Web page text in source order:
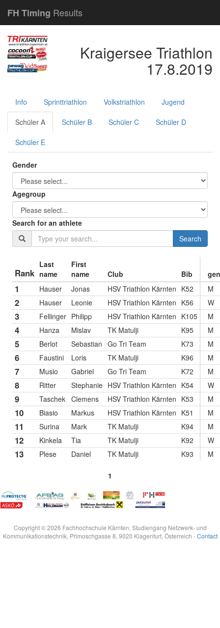
FH Timing Results
Kraigersee Triathlon
17.8.2019
Info Sprinttriathlon Volkstriathlon Jugend
Schüler A Schüler B Schüler C Schüler D
Schüler E
Gender
Agegroup
Search for an athlete
Search
Rank
Last
name
First
name
Club Bib
1 Hauser Jonas HSV Triathlon Kärnten K52 M
2 Hauser Leonie HSV Triathlon Kärnten K56 W
3 Fellinger Philipp HSV Triathlon Kärnten K105 M
4 Hanza Mislav TK Matulji K95 M
5 Berlot Sebastian Go Tri Team K73 M
6 Faustini Loris TK Matulji K96 M
7 Musio Gabriel Go Tri Team K72 M
8 Ritter Stephanie HSV Triathlon Kärnten K54 W
9 Taschek Clemens HSV Triathlon Kärnten K53 M
10 Biasio Markus HSV Triathlon Kärnten K51 M
11 Surina Mark TK Matulji K94 M
12 Kinkela Tia TK Matulji K92 W
13 Plese Daniel TK Matulji K93 M
1
Copyright © 2026 Fachhochschule Kärnten, Studiengang Netzwerk- und
Kommunikationstechnik, Primoschgasse 8, 9020 Klagenfurt, Österreich -Contact